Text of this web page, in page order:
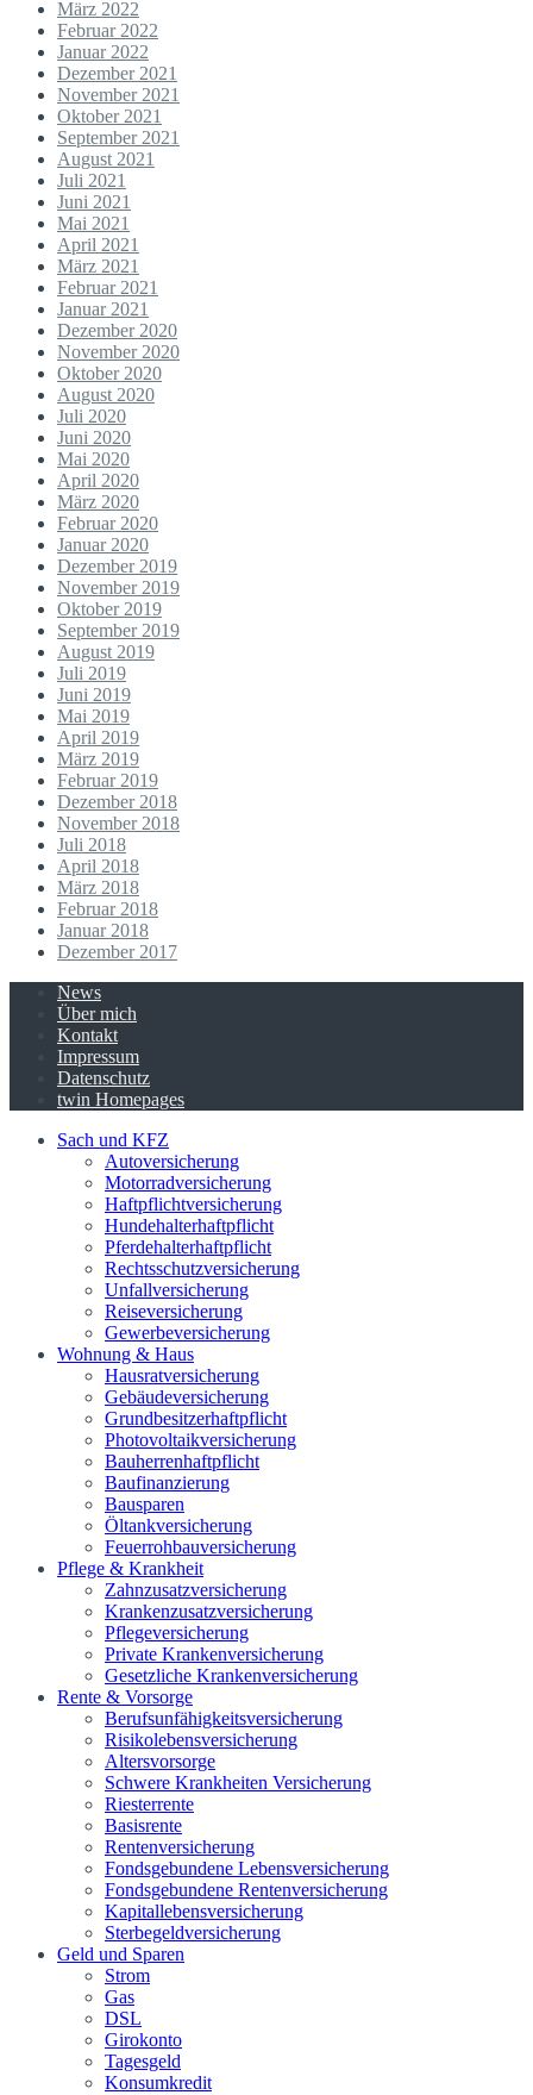
März 2022
Februar 2022
Januar 2022
Dezember 2021
November 2021
Oktober 2021
September 2021
August 2021
Juli 2021
Juni 2021
Mai 2021
April 2021
März 2021
Februar 2021
Januar 2021
Dezember 2020
November 2020
Oktober 2020
August 2020
Juli 2020
Juni 2020
Mai 2020
April 2020
März 2020
Februar 2020
Januar 2020
Dezember 2019
November 2019
Oktober 2019
September 2019
August 2019
Juli 2019
Juni 2019
Mai 2019
April 2019
März 2019
Februar 2019
Dezember 2018
November 2018
Juli 2018
April 2018
März 2018
Februar 2018
Januar 2018
Dezember 2017
News
Über mich
Kontakt
Impressum
Datenschutz
twin Homepages
Sach und KFZ
Autoversicherung
Motorradversicherung
Haftpflichtversicherung
Hundehalterhaftpflicht
Pferdehalterhaftpflicht
Rechtsschutzversicherung
Unfallversicherung
Reiseversicherung
Gewerbeversicherung
Wohnung & Haus
Hausratversicherung
Gebäudeversicherung
Grundbesitzerhaftpflicht
Photovoltaikversicherung
Bauherrenhaftpflicht
Baufinanzierung
Bausparen
Öltankversicherung
Feuerrohbauversicherung
Pflege & Krankheit
Zahnzusatzversicherung
Krankenzusatzversicherung
Pflegeversicherung
Private Krankenversicherung
Gesetzliche Krankenversicherung
Rente & Vorsorge
Berufs­unfähigkeitsversicherung
Risikolebensversicherung
Altersvorsorge
Schwere Krankheiten Versicherung
Riesterrente
Basisrente
Rentenversicherung
Fondsgebundene Lebensversicherung
Fondsgebundene Rentenversicherung
Kapitallebensversicherung
Sterbegeldversicherung
Geld und Sparen
Strom
Gas
DSL
Girokonto
Tagesgeld
Konsumkredit